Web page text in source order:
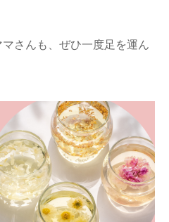
さんも、ぜひ一度足を運ん